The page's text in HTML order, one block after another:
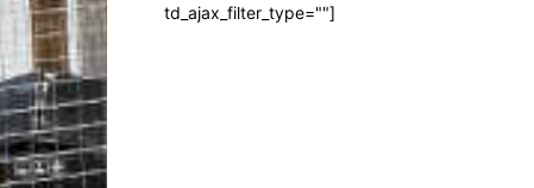
td_ajax_filter_type=""]